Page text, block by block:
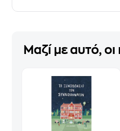
Μαζί με αυτό,